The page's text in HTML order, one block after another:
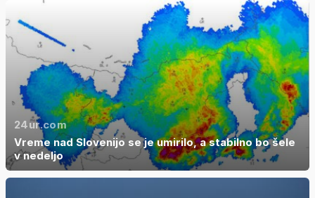
24ur.com
Vreme nad Slovenijo se je umirilo, a stabilno bo šele
v nedeljo